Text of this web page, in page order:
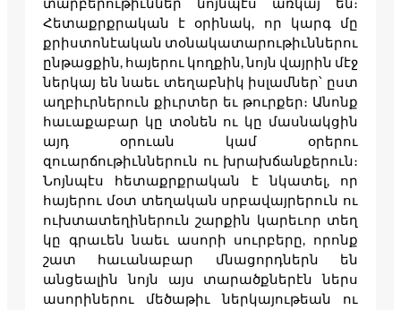
Հետաքրքրական է օրինակ, որ կարգ մը
քրիստոնէական տօնակատարութիւններու
ընթացքին, հայերու կողքին, նոյն վայրին մէջ
ներկայ են նաեւ տեղաբնիկ իսլամներ՝ ըստ
աղբիւրներուն քիւրտեր եւ թուրքեր։ Անոնք
հաւաքաբար կը տօնեն ու կը մասնակցին
այդ օրուան կամ օրերու
զուարճութիւններուն ու խրախճանքերուն։
Նոյնպէս հետաքրքրական է նկատել, որ
հայերու մօտ տեղական սրբավայրերուն ու
ուխտատեղիներուն շարքին կարեւոր տեղ
կը գրաւեն նաեւ ասորի սուրբերը, որոնք
շատ հաւանաբար մնացորդներն են
անցեալին նոյն այս տարածքներէն ներս
ասորիներու մեծաթիւ ներկայութեան ու